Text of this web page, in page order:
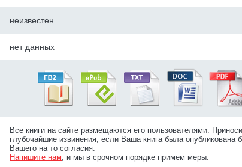
неизвестен
нет данных
Все книги на сайте размещаются его пользователями.
глубочайшие извинения, если Ваша книга была опубликована
Вашего на то согласия.
Напишите нам, и мы в срочном порядке примем меры.